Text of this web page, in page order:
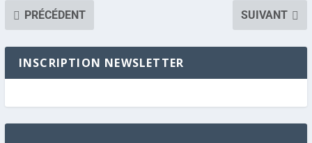
PRÉCÉDENT
SUIVANT
INSCRIPTION NEWSLETTER